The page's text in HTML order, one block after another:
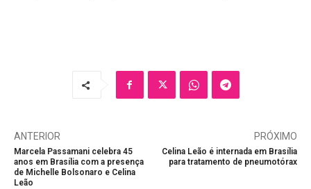
ANTERIOR
Marcela Passamani celebra 45
anos em Brasília com a presença
de Michelle Bolsonaro e Celina
Leão
PRÓXIMO
Celina Leão é internada em Brasília
para tratamento de pneumotórax